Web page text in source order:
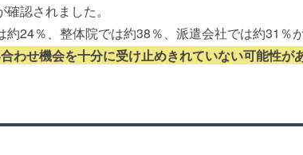
認されました。
約24％、整体院では約38％、派遣会社では約31％
わせ機会を十分に受け止めきれていない可能性が